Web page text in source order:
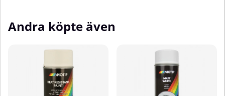
Andra köpte även